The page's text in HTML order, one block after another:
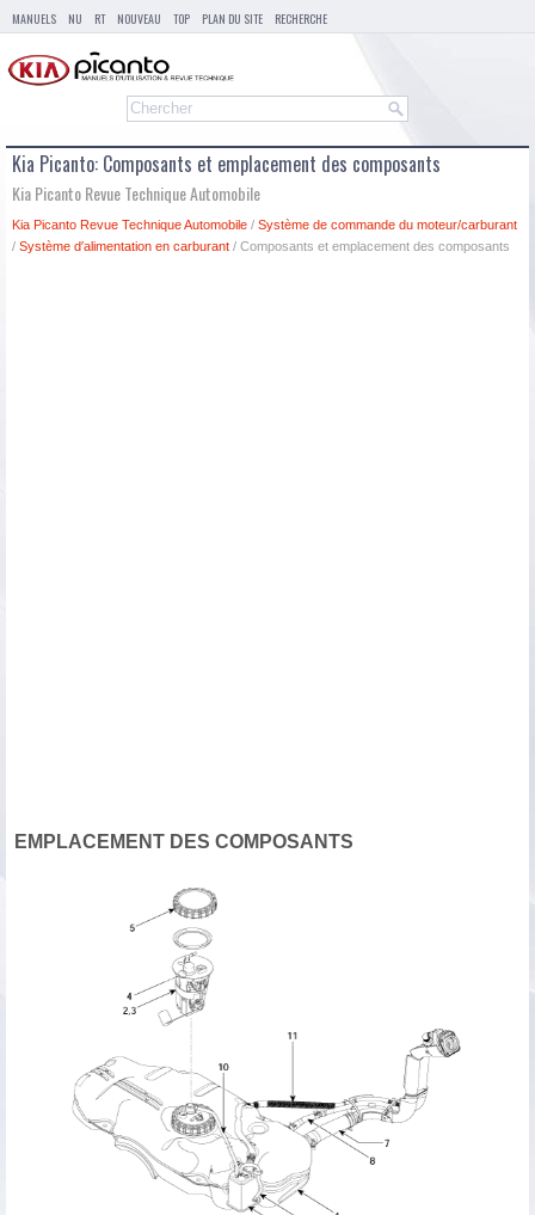
MANUELS NU RT NOUVEAU TOP PLAN DU SITE RECHERCHE
Kia Picanto: Composants et emplacement des composants
Kia Picanto Revue Technique Automobile
Kia Picanto Revue Technique Automobile / Système de commande du moteur/carburant
/ Système d′alimentation en carburant / Composants et emplacement des composants
EMPLACEMENT DES COMPOSANTS